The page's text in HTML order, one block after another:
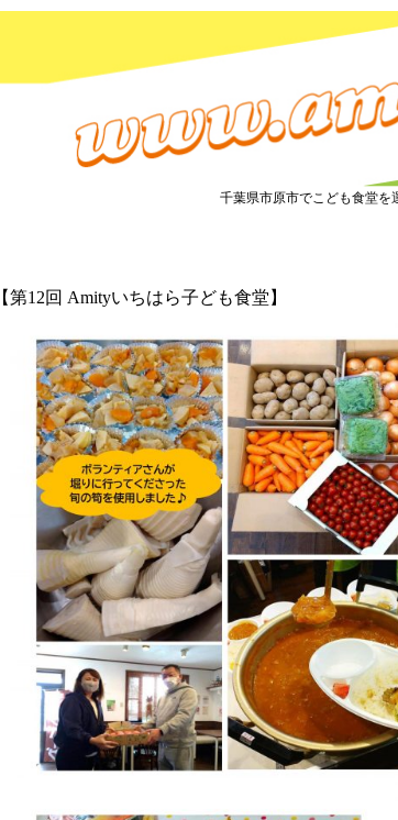
千葉県市原市でこども食堂を
【第12回 Amityいちはら子ども食堂】